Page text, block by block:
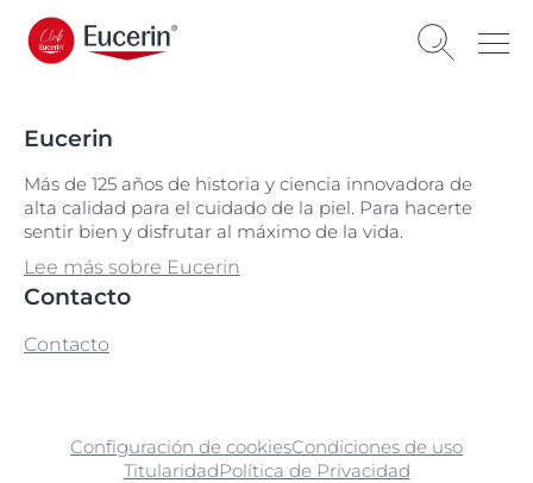
Eucerin
Más de 125 años de historia y ciencia innovadora de
alta calidad para el cuidado de la piel. Para hacerte
sentir bien y disfrutar al máximo de la vida.
Lee más sobre Eucerin
Contacto
Contacto
Configuración de cookiesCondiciones de uso
TitularidadPolítica de Privacidad